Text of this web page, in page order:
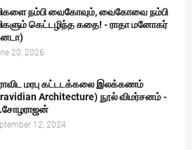
நம்பி வைகோவும், வைகோவை நம்பி
கெட்டழிந்த கதை! - ராதா மனோகர்
20, 2026
மரபு கட்டடக்கலை இலக்கணம்
Architecture) நூல் விமர்சனம் -
12, 2024